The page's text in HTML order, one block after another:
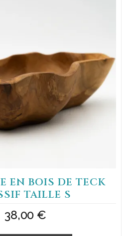
EN BOIS DE TECK
TAILLE S
38,00 €